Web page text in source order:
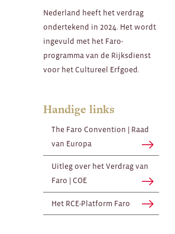
Nederland heeft het verdrag
ondertekend in 2024. Het wordt
ingevuld met het Faro-
programma van de Rijksdienst
voor het Cultureel Erfgoed.
Handige links
The Faro Convention | Raad
van Europa
Uitleg over het Verdrag van
Faro | COE
Het RCE-Platform Faro